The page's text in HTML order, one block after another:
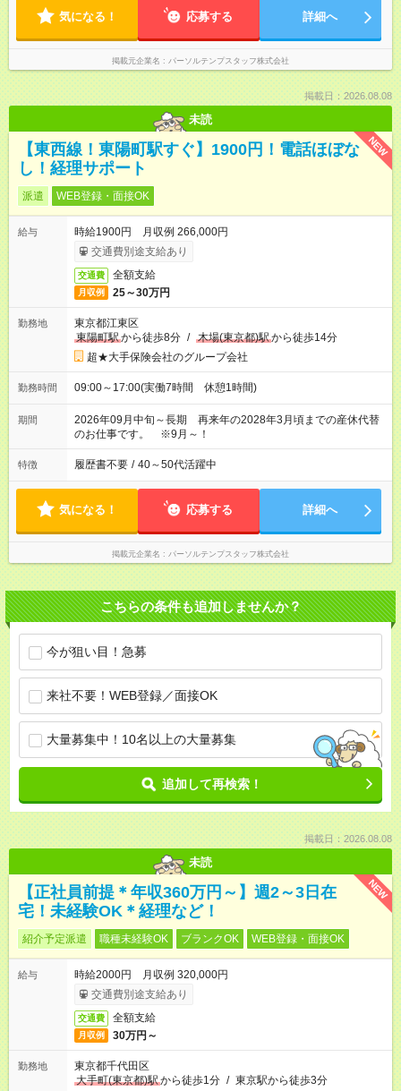
気になる！ 応募する 詳細へ
掲載元企業名 パーソルテンプスタッフ株式会社
掲載日：2026.08.08
未読
NEW
【東西線！東陽町駅すぐ】1900円！電話ほぼな
し！経理サポート
派遣 WEB登録・面接OK
給与
時給1900円 月収例 266,000円
交通費別途支給あり
交通費 全額支給
月収例 25～30万円
勤務地
東京都江東区
東陽町駅から徒歩8分 / 木場(東京都)駅から徒歩14分
超★大手保険会社のグループ会社
勤務時間 09:00～17:00(実働7時間 休憩1時間)
期間
2026年09月中旬～長期 再来年の2028年3月頃までの産休代替
のお仕事です。 ※9月～！
特徴 履歴書不要 / 40～50代活躍中
気になる！ 応募する 詳細へ
掲載元企業名 パーソルテンプスタッフ株式会社
こちらの条件も追加しませんか？
今が狙い目！急募
来社不要！WEB登録／面接OK
大量募集中！10名以上の大量募集
追加して再検索！
掲載日：2026.08.08
未読
NEW
【正社員前提＊年収360万円～】週2～3日在
宅！未経験OK＊経理など！
紹介予定派遣 職種未経験OK ブランクOK WEB登録・面接OK
給与
時給2000円 月収例 320,000円
交通費別途支給あり
交通費 全額支給
月収例 30万円～
勤務地
東京都千代田区
大手町(東京都)駅から徒歩1分 / 東京駅から徒歩3分